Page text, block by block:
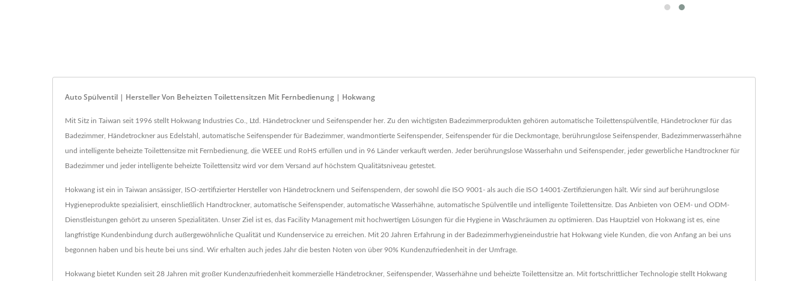
Auto Spülventil | Hersteller Von Beheizten Toilettensitzen Mit Fernbedienung | Hokwang
Mit Sitz in Taiwan seit 1996 stellt Hokwang Industries Co., Ltd. Händetrockner und Seifenspender her. Zu den wichtigsten Badezimmerprodukten gehören automatische Toilettenspülventile, Händetrockner für das
Badezimmer, Händetrockner aus Edelstahl, automatische Seifenspender für Badezimmer, wandmontierte Seifenspender, Seifenspender für die Deckmontage, berührungslose Seifenspender, Badezimmerwasserhähne
und intelligente beheizte Toilettensitze mit Fernbedienung, die WEEE und RoHS erfüllen und in 96 Länder verkauft werden. Jeder berührungslose Wasserhahn und Seifenspender, jeder gewerbliche Handtrockner für
Badezimmer und jeder intelligente beheizte Toilettensitz wird vor dem Versand auf höchstem Qualitätsniveau getestet.
Hokwang ist ein in Taiwan ansässiger, ISO-zertifizierter Hersteller von Händetrocknern und Seifenspendern, der sowohl die ISO 9001- als auch die ISO 14001-Zertifizierungen hält. Wir sind auf berührungslose
Hygieneprodukte spezialisiert, einschließlich Handtrockner, automatische Seifenspender, automatische Wasserhähne, automatische Spülventile und intelligente Toilettensitze. Das Anbieten von OEM- und ODM-
Dienstleistungen gehört zu unseren Spezialitäten. Unser Ziel ist es, das Facility Management mit hochwertigen Lösungen für die Hygiene in Waschräumen zu optimieren. Das Hauptziel von Hokwang ist es, eine
langfristige Kundenbindung durch außergewöhnliche Qualität und Kundenservice zu erreichen. Mit 20 Jahren Erfahrung in der Badezimmerhygieneindustrie hat Hokwang viele Kunden, die von Anfang an bei uns
begonnen haben und bis heute bei uns sind. Wir erhalten auch jedes Jahr die besten Noten von über 90% Kundenzufriedenheit in der Umfrage.
Hokwang bietet Kunden seit 28 Jahren mit großer Kundenzufriedenheit kommerzielle Händetrockner, Seifenspender, Wasserhähne und beheizte Toilettensitze an. Mit fortschrittlicher Technologie stellt Hokwang